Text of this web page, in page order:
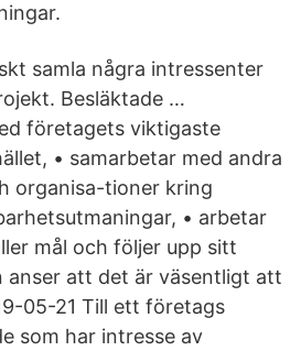
samla några intressenter
Besläktade …
företagets viktigaste
• samarbetar med andra
organisa-tioner kring
• arbetar
mål och följer upp sitt
anser att det är väsentligt att
05-21 Till ett företags
som har intresse av